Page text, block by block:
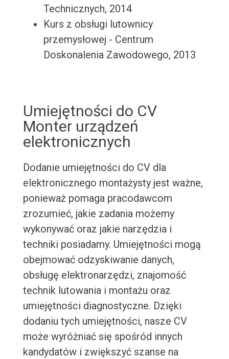
Technicznych, 2014
Kurs z obsługi lutownicy
przemysłowej - Centrum
Doskonalenia Zawodowego, 2013
Umiejętności do CV
Monter urządzeń
elektronicznych
Dodanie umiejętności do CV dla
elektronicznego montażysty jest ważne,
ponieważ pomaga pracodawcom
zrozumieć, jakie zadania możemy
wykonywać oraz jakie narzędzia i
techniki posiadamy. Umiejętności mogą
obejmować odzyskiwanie danych,
obsługę elektronarzędzi, znajomość
technik lutowania i montażu oraz
umiejętności diagnostyczne. Dzięki
dodaniu tych umiejętności, nasze CV
może wyróżniać się spośród innych
kandydatów i zwiększyć szanse na